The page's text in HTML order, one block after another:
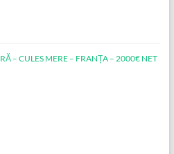
– CULES MERE – FRANȚA – 2000€ NET